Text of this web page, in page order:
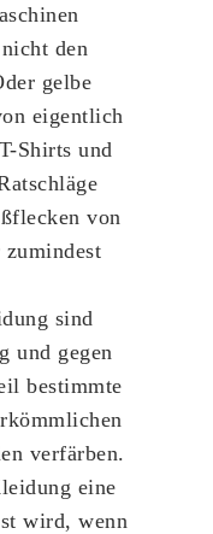
den
gelbe
eigentlich
Shirts und
von
sind
und gegen
bestimmte
verfärben.
eine
wird, wenn